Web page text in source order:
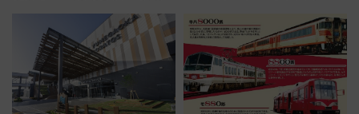
饅」、オムライス専門店「肉と
たまご」新グルメ続々登場！
【2026年8月】
15日スタート